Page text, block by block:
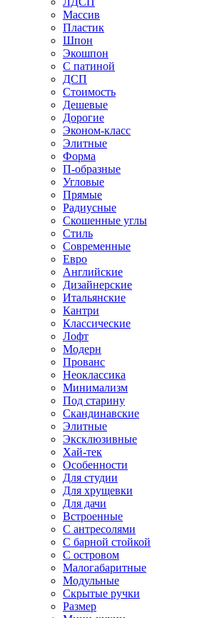
Массив
Пластик
Шпон
Экошпон
С патиной
ДСП
Стоимость
Дешевые
Дорогие
Эконом-класс
Элитные
Форма
П-образные
Угловые
Прямые
Радиусные
Скошенные углы
Стиль
Современные
Евро
Английские
Дизайнерские
Итальянские
Кантри
Классические
Лофт
Модерн
Прованс
Неоклассика
Минимализм
Под старину
Скандинавские
Элитные
Эксклюзивные
Хай-тек
Особенности
Для студии
Для хрущевки
Для дачи
Встроенные
С антресолями
С барной стойкой
С островом
Малогабаритные
Модульные
Скрытые ручки
Размер